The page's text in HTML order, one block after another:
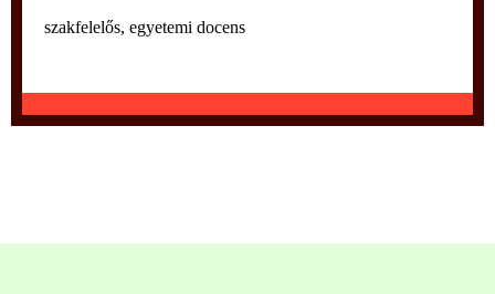
szakfelelős, egyetemi docens